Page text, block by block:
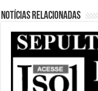
Notícias relacionadas